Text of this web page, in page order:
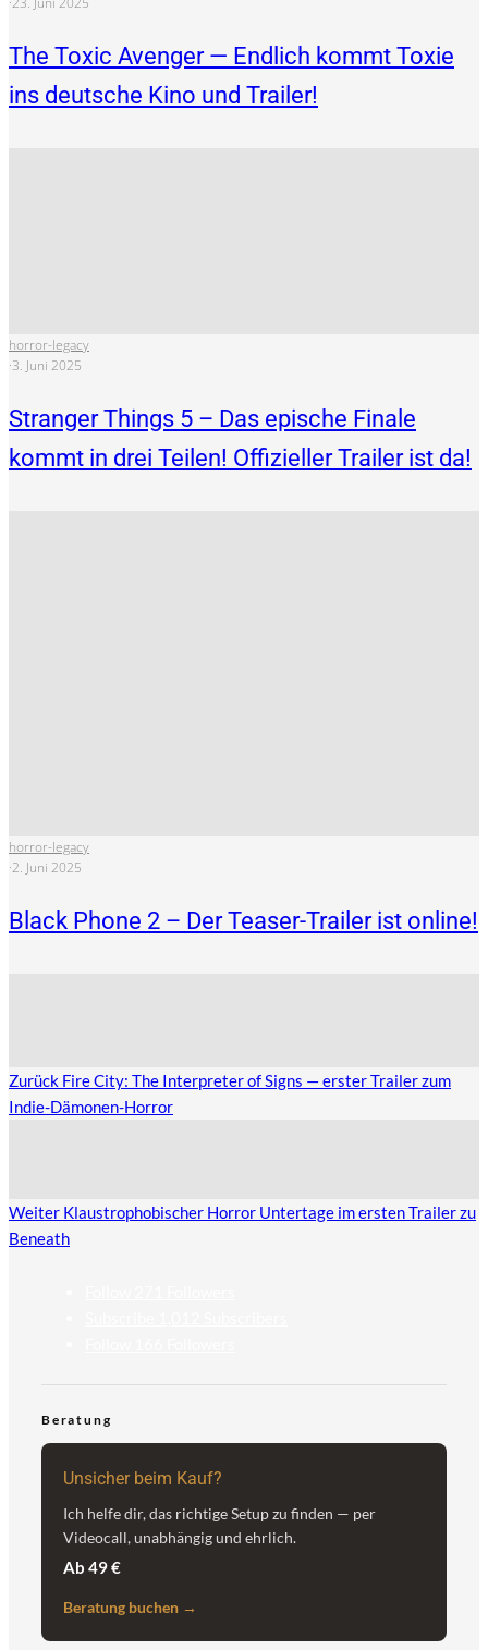
The Toxic Avenger — Endlich kommt Toxie
ins deutsche Kino und Trailer!
horror-legacy
·3. Juni 2025
Stranger Things 5 – Das epische Finale
kommt in drei Teilen! Offizieller Trailer ist da!
horror-legacy
·2. Juni 2025
Black Phone 2 – Der Teaser-Trailer ist online!
Zurück Fire City: The Interpreter of Signs — erster Trailer zum
Indie-Dämonen-Horror
Weiter Klaustrophobischer Horror Untertage im ersten Trailer zu
Beneath
Beratung
Unsicher beim Kauf?
Ich helfe dir, das richtige Setup zu finden — per
Videocall, unabhängig und ehrlich.
Ab 49 €
Beratung buchen →